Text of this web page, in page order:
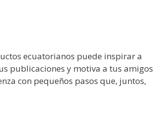
ecuatorianos puede inspirar a
publicaciones y motiva a tus amigos
con pequeños pasos que, juntos,